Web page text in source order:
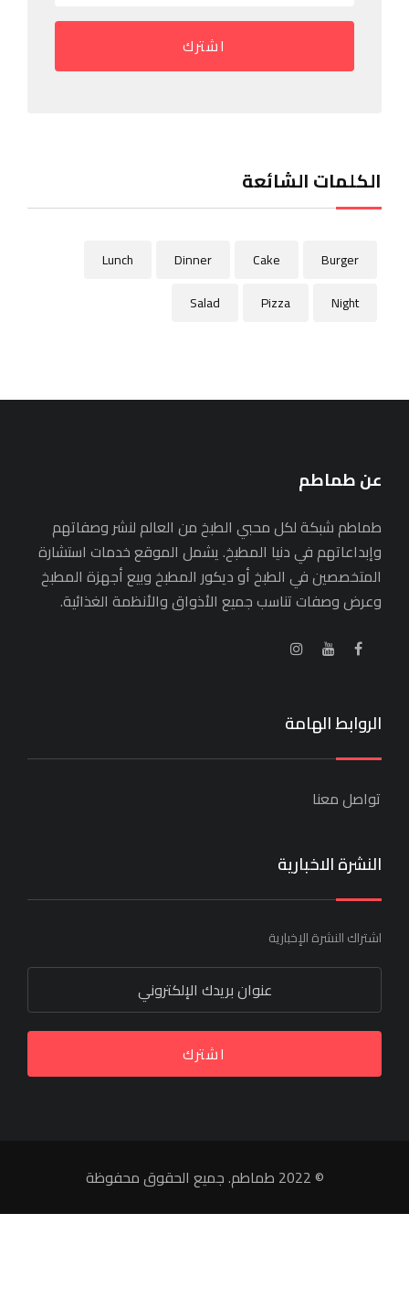
اشترك
الكلمات الشائعة
Burger
Cake
Dinner
Lunch
Night
Pizza
Salad
عن طماطم
طماطم شبكة لكل محبي الطبخ من العالم لنشر وصفاتهم
وإبداعاتهم في دنيا المطبخ. يشمل الموقع خدمات استشارة
المتخصصين في الطبخ أو ديكور المطبخ وبيع أجهزة المطبخ
وعرض وصفات تناسب جميع الأذواق والأنظمة الغذائية.
الروابط الهامة
تواصل معنا
النشرة الاخبارية
اشتراك النشرة الإخبارية
اشترك